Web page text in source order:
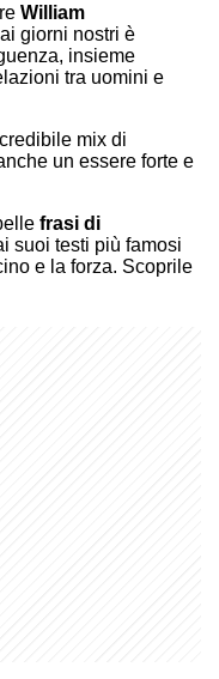
William
giorni nostri è
insieme
tra uomini e
mix di
un essere forte e
frasi di
suoi testi più famosi
e la forza. Scoprile